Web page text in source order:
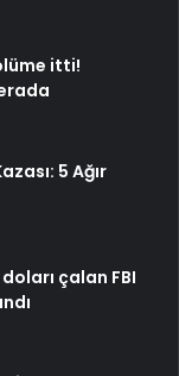
itti!
5 Ağır
çalan FBI